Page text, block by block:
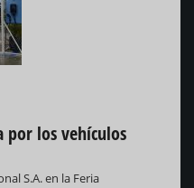
por los vehículos
S.A. en la Feria